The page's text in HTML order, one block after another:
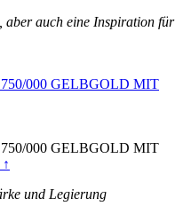
aber auch eine Inspiration für
750/000 GELBGOLD MIT
750/000 GELBGOLD MIT
und Legierung